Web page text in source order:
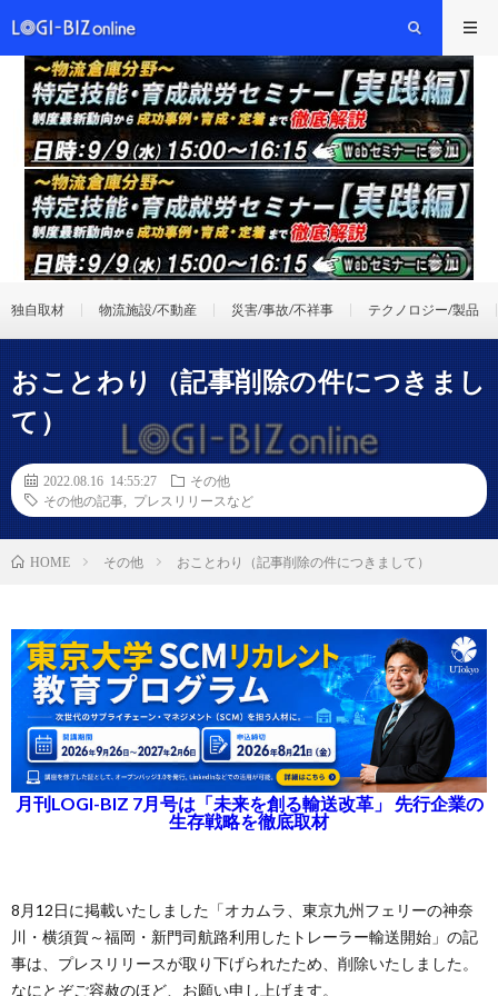
独自取材 物流施設/不動産 災害/事故/不祥事 テクノロジー/製品
おことわり（記事削除の件につきまし
て）
2022.08.16 14:55:27
その他
その他の記事
プレスリリースなど
HOME その他 おことわり（記事削除の件につきまして）
月刊LOGI-BIZ 7月号は「未来を創る輸送改革」 先行企業の
生存戦略を徹底取材
8月12日に掲載いたしました「オカムラ、東京九州フェリーの神奈
川・横須賀～福岡・新門司航路利用したトレーラー輸送開始」の記
事は、プレスリリースが取り下げられたため、削除いたしました。
なにとぞご容赦のほど、お願い申し上げます。